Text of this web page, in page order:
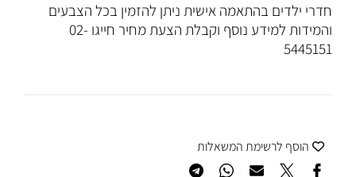
חדרי ילדים בהתאמה אישית ניתן להזמין בכל הצבעים
והמידות למידע נוסף וקבלת הצעת מחיר חייגו 02-
5445151
הוסף לרשימת המשאלות